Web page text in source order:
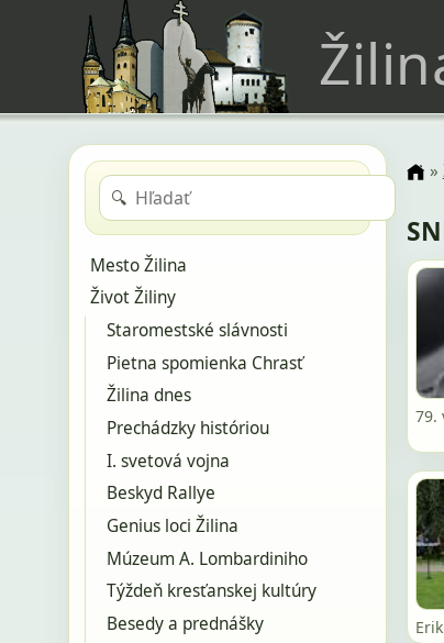
🔍
Mesto Žilina
Život Žiliny
Staromestské slávnosti
Pietna spomienka Chrasť
Žilina dnes
Prechádzky históriou
I. svetová vojna
Beskyd Rallye
Genius loci Žilina
Múzeum A. Lombardiniho
Týždeň kresťanskej kultúry
Besedy a prednášky
»
79.